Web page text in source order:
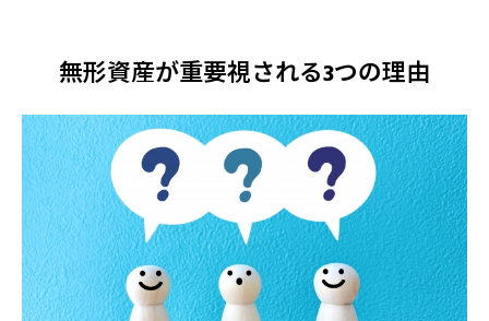
無形資産が重要視される3つの理由